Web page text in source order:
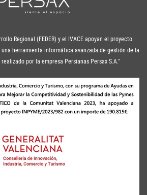
Regional (FEDER) y el IVACE apoyan el proyecto
herramienta informática avanzada de gestión de la
por la empresa Persianas Persax S.A."